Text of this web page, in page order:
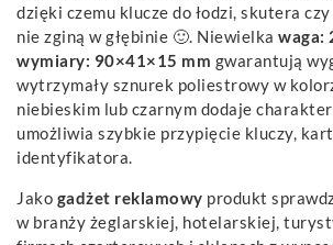
dzięki czemu klucze do łodzi, skutera
nie zginą w głębinie 🙂. Niewielka waga:
wymiary: 90×41×15 mm gwarantują
wytrzymały sznurek poliestrowy w
niebieskim lub czarnym dodaje
umożliwia szybkie przypięcie kluczy,
identyfikatora.
Jako gadżet reklamowy produkt
w branży żeglarskiej, hotelarskiej,